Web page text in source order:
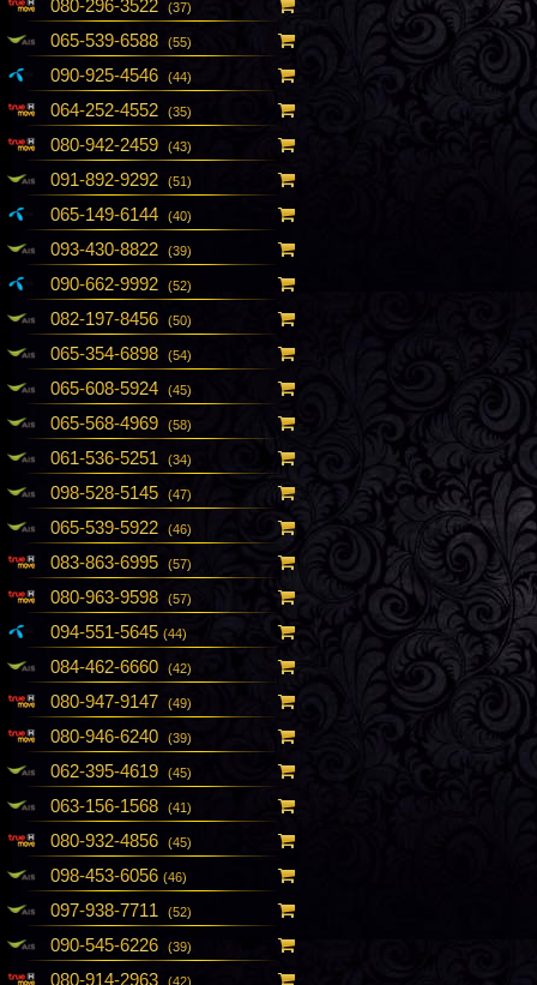
080-296-3522 (37)
065-539-6588 (55)
090-925-4546 (44)
064-252-4552 (35)
080-942-2459 (43)
091-892-9292 (51)
065-149-6144 (40)
093-430-8822 (39)
090-662-9992 (52)
082-197-8456 (50)
065-354-6898 (54)
065-608-5924 (45)
065-568-4969 (58)
061-536-5251 (34)
098-528-5145 (47)
065-539-5922 (46)
083-863-6995 (57)
080-963-9598 (57)
094-551-5645 (44)
084-462-6660 (42)
080-947-9147 (49)
080-946-6240 (39)
062-395-4619 (45)
063-156-1568 (41)
080-932-4856 (45)
098-453-6056 (46)
097-938-7711 (52)
090-545-6226 (39)
080-914-2963 (42)